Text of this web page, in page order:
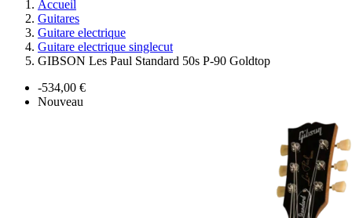
Accueil
Guitares
Guitare electrique
Guitare electrique singlecut
GIBSON Les Paul Standard 50s P-90 Goldtop
-534,00 €
Nouveau